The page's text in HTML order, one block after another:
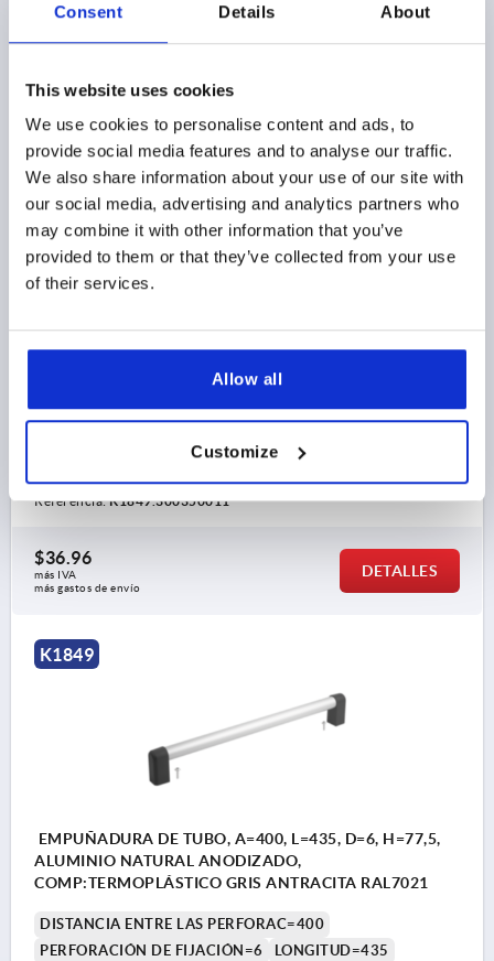
Consent Details About
This website uses cookies
We use cookies to personalise content and ads, to
provide social media features and to analyse our traffic.
We also share information about your use of our site with
our social media, advertising and analytics partners who
may combine it with other information that you’ve
provided to them or that they’ve collected from your use
of their services.
Allow all
Customize
EMPUÑADURA DE TUBO, A=350, L=385, D=6, H=77,5,
ALUMINIO NATURAL ANODIZADO,
COMP:TERMOPLÁSTICO GRIS ANTRACITA RAL7021
DISTANCIA ENTRE LAS PERFORAC=350
PERFORACIÓN DE FIJACIÓN=6
COLOR DEL COMPONENTE=GRIS ANTRACITA RAL 7021
MATERIAL DEL COMPONENTE=TERMOPLÁSTICO
Referencia:K1849.300350011
$36.96
más IVA
más gastos de envío
DETALLES
K1849
EMPUÑADURA DE TUBO, A=400, L=435, D=6, H=77,5,
ALUMINIO NATURAL ANODIZADO,
COMP:TERMOPLÁSTICO GRIS ANTRACITA RAL7021
DISTANCIA ENTRE LAS PERFORAC=400
PERFORACIÓN DE FIJACIÓN=6
LONGITUD=435